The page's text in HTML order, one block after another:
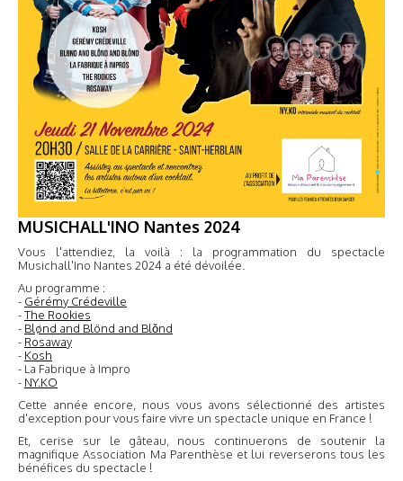
MUSICHALL'INO Nantes 2024
Vous l'attendiez, la voilà : la programmation du spectacle
Musichall'Ino Nantes 2024 a été dévoilée.
Au programme :
- Gérémy Crédeville
-The Rookies
- Blønd and Blönd and Blǒnd
- Rosaway
- Kosh
- La Fabrique à Impro
- NY.KO
Cette année encore, nous vous avons sélectionné des artistes
d'exception pour vous faire vivre un spectacle unique en France !
Et, cerise sur le gâteau, nous continuerons de soutenir la
magnifique Association Ma Parenthèse et lui reverserons tous les
bénéfices du spectacle !